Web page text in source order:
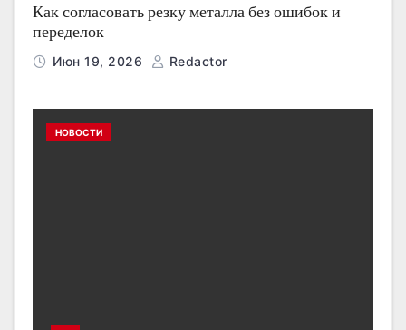
Как согласовать резку металла без ошибок и
переделок
Июн 19, 2026 Redactor
НОВОСТИ